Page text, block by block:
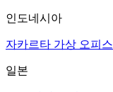
인도네시아
자카르타 가상 오피스
일본